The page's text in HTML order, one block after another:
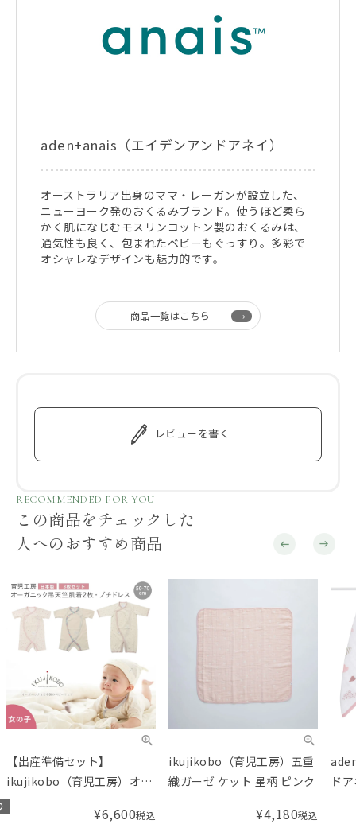
aden+anais（エイデンアンドアネイ）
オーストラリア出身のママ・レーガンが設立した、
ニューヨーク発のおくるみブランド。使うほど柔ら
かく肌になじむモスリンコットン製のおくるみは、
通気性も良く、包まれたベビーもぐっすり。多彩で
オシャレなデザインも魅力的です。
商品一覧はこちら
レビューを書く
RECOMMENDED FOR YOU
この商品をチェックした
人へのおすすめ商品
【出産準備セット】
ikujikobo（育児工房）オー
ガニック 出産準備3点セット
（女の子）【小児科医の育
¥6,600税込
ikujikobo（育児工房）五重
織ガーゼ ケット 星柄 ピンク
¥4,180税込
ド